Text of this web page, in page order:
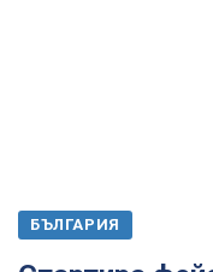
БЪЛГАРИЯ